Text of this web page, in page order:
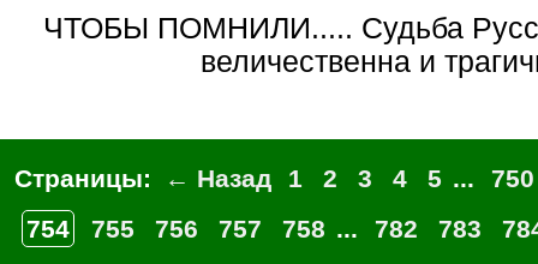
ЧТОБЫ ПОМНИЛИ..... Судьба Русского Харбина
величественна и
Страницы: ← Назад 1 2 3 4 5 ...
750
754
755 756 757 758 ... 782 783